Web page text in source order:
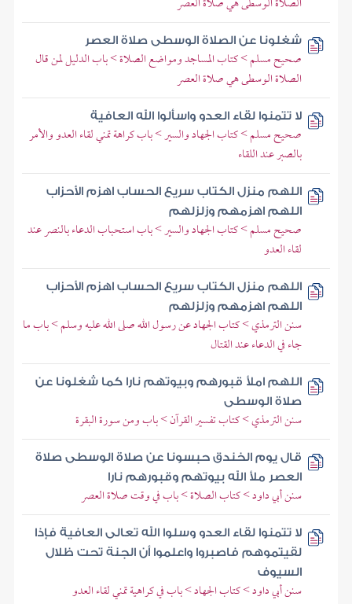
شغلونا عن الصلاة الوسطى صلاة العصر
صحيح مسلم > كتاب المساجد ومواضع الصلاة > باب الدليل لمن قال
الصلاة الوسطى هي صلاة العصر
لا تتمنوا لقاء العدو واسألوا الله العافية
صحيح مسلم > كتاب الجهاد والسير > باب كراهة تمني لقاء العدو والأمر
بالصبر عند اللقاء
اللهم منزل الكتاب سريع الحساب اهزم الأحزاب
اللهم اهزمهم وزلزلهم
صحيح مسلم > كتاب الجهاد والسير > باب استحباب الدعاء بالنصر عند
لقاء العدو
اللهم منزل الكتاب سريع الحساب اهزم الأحزاب
اللهم اهزمهم وزلزلهم
سنن الترمذي > كتاب الجهاد عن رسول الله صلى الله عليه وسلم > باب ما
جاء في الدعاء عند القتال
اللهم املأ قبورهم وبيوتهم نارا كما شغلونا عن
صلاة الوسطى
سنن الترمذي > كتاب تفسير القرآن > باب ومن سورة البقرة
قال يوم الخندق حبسونا عن صلاة الوسطى صلاة
العصر ملأ الله بيوتهم وقبورهم نارا
سنن أبي داود > كتاب الصلاة > باب في وقت صلاة العصر
لا تتمنوا لقاء العدو وسلوا الله تعالى العافية فإذا
لقيتموهم فاصبروا واعلموا أن الجنة تحت ظلال
السيوف
سنن أبي داود > كتاب الجهاد > باب في كراهية تمني لقاء العدو